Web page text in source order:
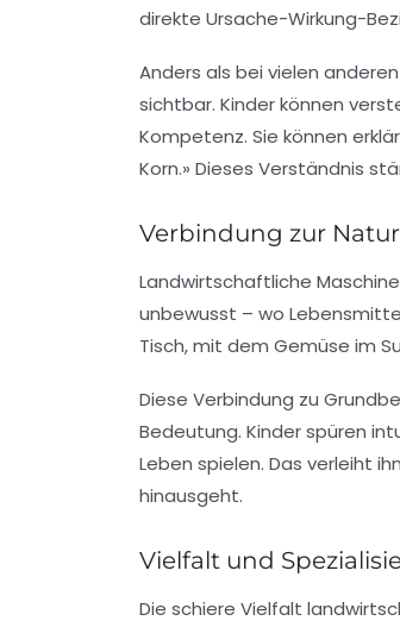
direkte Ursache-Wirkung-
Anders als bei vielen
sichtbar. Kinder können
Kompetenz. Sie können
Korn.» Dieses Verständnis
Verbindung zur
Landwirtschaftliche
unbewusst – wo
Tisch, mit dem Gemüse im
Diese Verbindung zu
Bedeutung. Kinder spüren
Leben spielen. Das verleiht
hinausgeht.
Vielfalt und
Die schiere Vielfalt